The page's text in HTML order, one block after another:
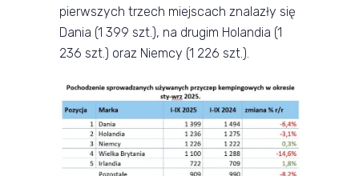
pierwszych trzech miejscach znalazły się
Dania (1 399 szt.), na drugim Holandia (1
236 szt.) oraz Niemcy (1 226 szt.).